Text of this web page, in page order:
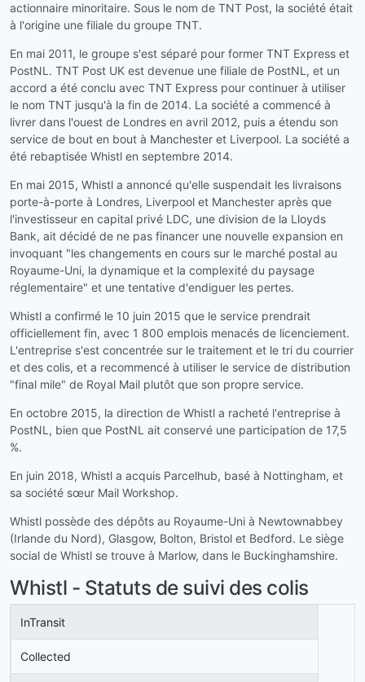
actionnaire minoritaire. Sous le nom de TNT Post, la société était
à l'origine une filiale du groupe TNT.
En mai 2011, le groupe s'est séparé pour former TNT Express et
PostNL. TNT Post UK est devenue une filiale de PostNL, et un
accord a été conclu avec TNT Express pour continuer à utiliser
le nom TNT jusqu'à la fin de 2014. La société a commencé à
livrer dans l'ouest de Londres en avril 2012, puis a étendu son
service de bout en bout à Manchester et Liverpool. La société a
été rebaptisée Whistl en septembre 2014.
En mai 2015, Whistl a annoncé qu'elle suspendait les livraisons
porte-à-porte à Londres, Liverpool et Manchester après que
l'investisseur en capital privé LDC, une division de la Lloyds
Bank, ait décidé de ne pas financer une nouvelle expansion en
invoquant "les changements en cours sur le marché postal au
Royaume-Uni, la dynamique et la complexité du paysage
réglementaire" et une tentative d'endiguer les pertes.
Whistl a confirmé le 10 juin 2015 que le service prendrait
officiellement fin, avec 1 800 emplois menacés de licenciement.
L'entreprise s'est concentrée sur le traitement et le tri du courrier
et des colis, et a recommencé à utiliser le service de distribution
"final mile" de Royal Mail plutôt que son propre service.
En octobre 2015, la direction de Whistl a racheté l'entreprise à
PostNL, bien que PostNL ait conservé une participation de 17,5
%.
En juin 2018, Whistl a acquis Parcelhub, basé à Nottingham, et
sa société sœur Mail Workshop.
Whistl possède des dépôts au Royaume-Uni à Newtownabbey
(Irlande du Nord), Glasgow, Bolton, Bristol et Bedford. Le siège
social de Whistl se trouve à Marlow, dans le Buckinghamshire.
Whistl - Statuts de suivi des colis
InTransit
Collected